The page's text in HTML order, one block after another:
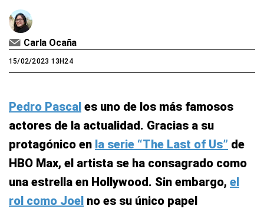
Carla Ocaña
15/02/2023 13H24
Pedro Pascal es uno de los más famosos
actores de la actualidad. Gracias a su
protagónico en la serie “The Last of Us” de
HBO Max, el artista se ha consagrado como
una estrella en Hollywood. Sin embargo, el
rol como Joel no es su único papel